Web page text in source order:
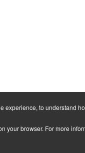
experience, to understand
your browser. For more